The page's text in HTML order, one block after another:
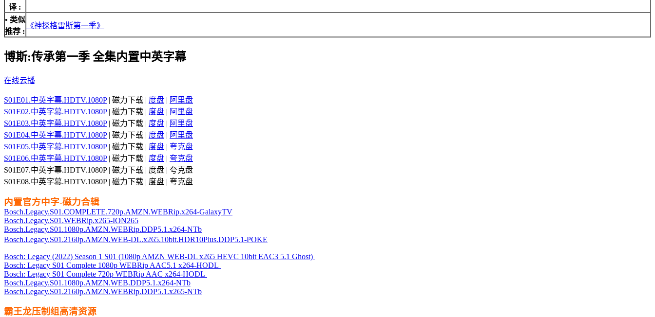
译 :
• 类似
推荐 :
《神探格雷斯第一季》
博斯:传承第一季 全集内置中英字幕
在线云播
S01E01.中英字幕.HDTV.1080P| 磁力下载 | 度盘 | 阿里盘
S01E02.中英字幕.HDTV.1080P| 磁力下载 | 度盘 | 阿里盘
S01E03.中英字幕.HDTV.1080P| 磁力下载 | 度盘 | 阿里盘
S01E04.中英字幕.HDTV.1080P| 磁力下载 | 度盘 | 阿里盘
S01E05.中英字幕.HDTV.1080P| 磁力下载 | 度盘 | 夸克盘
S01E06.中英字幕.HDTV.1080P| 磁力下载 | 度盘 | 夸克盘
S01E07.中英字幕.HDTV.1080P | 磁力下载 | 度盘 | 夸克盘
S01E08.中英字幕.HDTV.1080P | 磁力下载 | 度盘 | 夸克盘
内置官方中字-磁力合辑
Bosch.Legacy.S01.COMPLETE.720p.AMZN.WEBRip.x264-GalaxyTV
Bosch.Legacy.S01.WEBRip.x265-ION265
Bosch.Legacy.S01.1080p.AMZN.WEBRip.DDP5.1.x264-NTb
Bosch.Legacy.S01.2160p.AMZN.WEB-DL.x265.10bit.HDR10Plus.DDP5.1-POKE
Bosch: Legacy (2022) Season 1 S01 (1080p AMZN WEB-DL x265 HEVC 10bit EAC3 5.1 Ghost)
Bosch: Legacy S01 Complete 1080p WEBRip AAC5.1 x264-HODL
Bosch: Legacy S01 Complete 720p WEBRip AAC x264-HODL
Bosch.Legacy.S01.1080p.AMZN.WEB.DDP5.1.x264-NTb
Bosch.Legacy.S01.2160p.AMZN.WEBRip.DDP5.1.x265-NTb
霸王龙压制组高清资源